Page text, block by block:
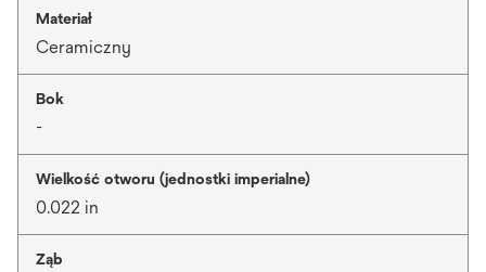
Materiał
Ceramiczny
Bok
-
Wielkość otworu (jednostki imperialne)
0.022 in
Ząb